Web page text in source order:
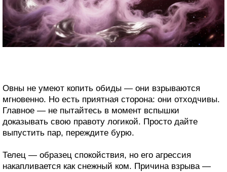
Овны не умеют копить обиды — они взрываются
мгновенно. Но есть приятная сторона: они отходчивы.
Главное — не пытайтесь в момент вспышки
доказывать свою правоту логикой. Просто дайте
выпустить пар, переждите бурю.
Телец — образец спокойствия, но его агрессия
накапливается как снежный ком. Причина взрыва —